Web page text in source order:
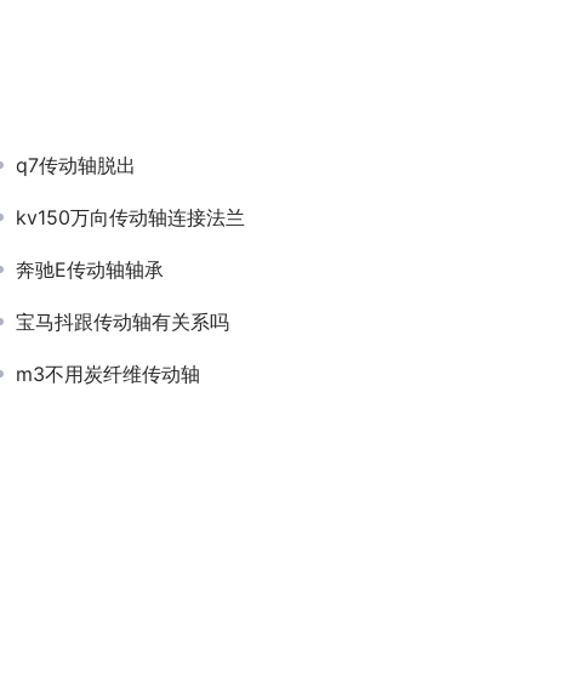
q7传动轴脱出
kv150万向传动轴连接法兰
奔驰E传动轴轴承
宝马抖跟传动轴有关系吗
m3不用炭纤维传动轴